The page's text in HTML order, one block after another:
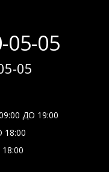
05-05
05
ДО 19:00